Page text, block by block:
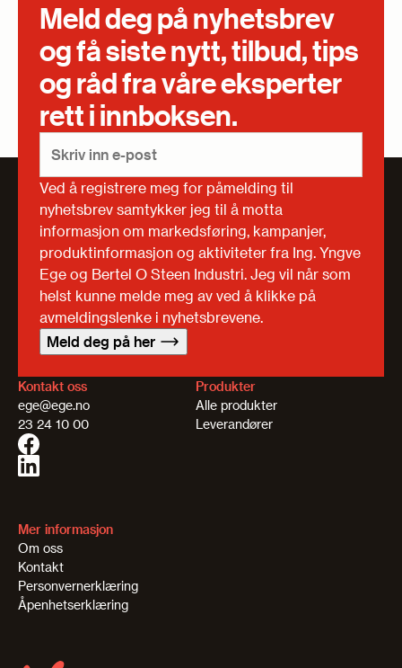
Meld deg på nyhetsbrev
og få siste nytt, tilbud, tips
og råd fra våre eksperter
rett i innboksen.
Ved å registrere meg for påmelding til
nyhetsbrev samtykker jeg til å motta
informasjon om markedsføring, kampanjer,
produktinformasjon og aktiviteter fra Ing. Yngve
Ege og Bertel O Steen Industri. Jeg vil når som
helst kunne melde meg av ved å klikke på
avmeldingslenke i nyhetsbrevene.
Meld deg på her
Kontakt oss
ege@ege.no
23 24 10 00
Produkter
Alle produkter
Leverandører
Mer informasjon
Om oss
Kontakt
Personvernerklæring
Åpenhetserklæring